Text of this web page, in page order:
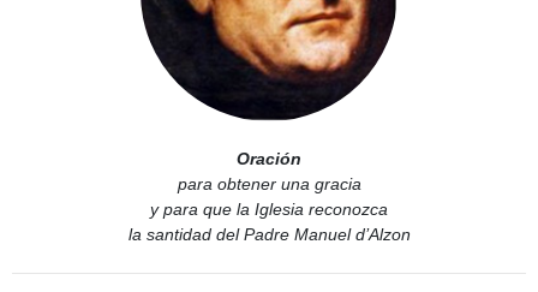
Oración
para obtener una gracia
y para que la Iglesia reconozca
la santidad del Padre Manuel d’Alzon